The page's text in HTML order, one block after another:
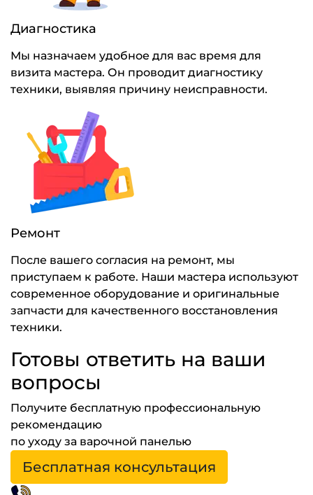
Диагностика
Мы назначаем удобное для вас время для
визита мастера. Он проводит диагностику
техники, выявляя причину неисправности.
Ремонт
После вашего согласия на ремонт, мы
приступаем к работе. Наши мастера используют
современное оборудование и оригинальные
запчасти для качественного восстановления
техники.
Готовы ответить на ваши
вопросы
Получите бесплатную профессиональную
рекомендацию
по уходу за варочной панелью
Бесплатная консультация